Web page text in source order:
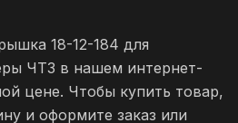
18-12-184 для
ЧТЗ в нашем интернет-
цене. Чтобы купить товар,
и оформите заказ или